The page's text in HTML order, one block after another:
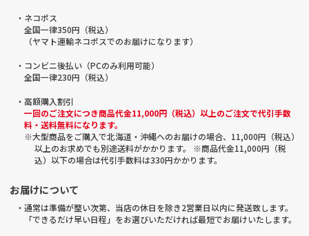
・ネコポス
全国一律350円（税込）
（ヤマト運輸ネコポスでのお届けになります）
・コンビニ後払い（PCのみ利用可能）
全国一律230円（税込）
・高額購入割引
一回のご注文につき商品代金11,000円（税込）以上のご注文で代引手数
料・送料無料になります。
※大型商品をご購入で北海道・沖縄へのお届けの場合、11,000円（税込）
以上のお求めでも別途送料がかかります。 ※商品代金11,000円（税
込）以下の場合は代引手数料は330円かかります。
お届けについて
・通常は準備が整い次第、当店の休日を除き2営業日以内に発送致します。
「できるだけ早い日程」をお選びいただければ最短でお届けいたします。